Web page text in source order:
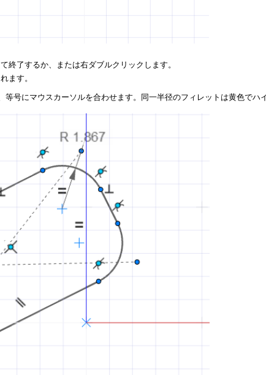
終了するか、または右ダブルクリックします。
ます。
等号にマウスカーソルを合わせます。同一半径のフィレットは黄色でハ